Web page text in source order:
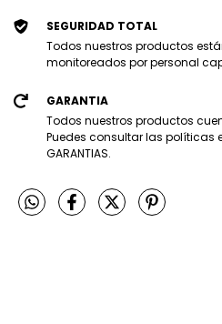
SEGURIDAD TOTAL
Todos nuestros productos
monitoreados por personal
GARANTIA
Todos nuestros productos
Puedes consultar las políticas
GARANTIAS.